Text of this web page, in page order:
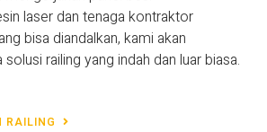
laser dan tenaga kontraktor
bisa diandalkan, kami akan
railing yang indah dan luar biasa.
RAILING